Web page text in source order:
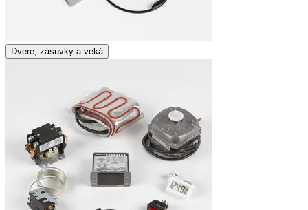
Dvere, zásuvky a veká